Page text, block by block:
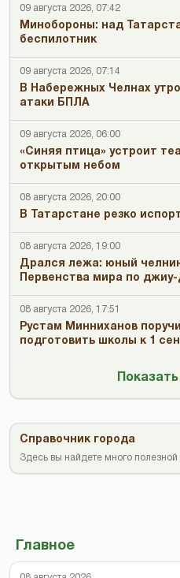
09 августа 2026, 07:42
Минобороны: над
беспилотник
09 августа 2026, 07:14
В Набережных Челнах
атаки БПЛА
09 августа 2026, 06:00
«Синяя птица» устроит
открытым небом
08 августа 2026, 20:00
В Татарстане резко
08 августа 2026, 19:00
Дрался лежа: юный
Первенства мира по
08 августа 2026, 17:51
Рустам Минниханов
подготовить школы к 1
Справочник города
Здесь вы найдете много
Главное